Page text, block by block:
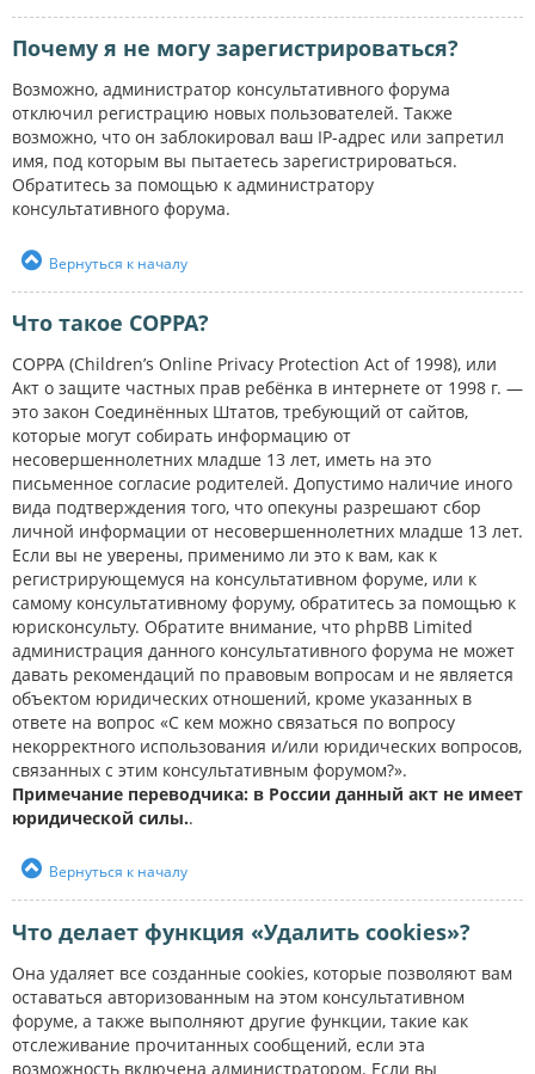
Почему я не могу зарегистрироваться?
Возможно, администратор консультативного форума
отключил регистрацию новых пользователей. Также
возможно, что он заблокировал ваш IP-адрес или запретил
имя, под которым вы пытаетесь зарегистрироваться.
Обратитесь за помощью к администратору
консультативного форума.
Вернуться к началу
Что такое COPPA?
COPPA (Children’s Online Privacy Protection Act of 1998), или
Акт о защите частных прав ребёнка в интернете от 1998 г. —
это закон Соединённых Штатов, требующий от сайтов,
которые могут собирать информацию от
несовершеннолетних младше 13 лет, иметь на это
письменное согласие родителей. Допустимо наличие иного
вида подтверждения того, что опекуны разрешают сбор
личной информации от несовершеннолетних младше 13 лет.
Если вы не уверены, применимо ли это к вам, как к
регистрирующемуся на консультативном форуме, или к
самому консультативному форуму, обратитесь за помощью к
юрисконсульту. Обратите внимание, что phpBB Limited
администрация данного консультативного форума не может
давать рекомендаций по правовым вопросам и не является
объектом юридических отношений, кроме указанных в
ответе на вопрос «С кем можно связаться по вопросу
некорректного использования и/или юридических вопросов,
связанных с этим консультативным форумом?».
Примечание переводчика: в России данный акт не имеет
юридической силы..
Вернуться к началу
Что делает функция «Удалить cookies»?
Она удаляет все созданные cookies, которые позволяют вам
оставаться авторизованным на этом консультативном
форуме, а также выполняют другие функции, такие как
отслеживание прочитанных сообщений, если эта
возможность включена администратором. Если вы